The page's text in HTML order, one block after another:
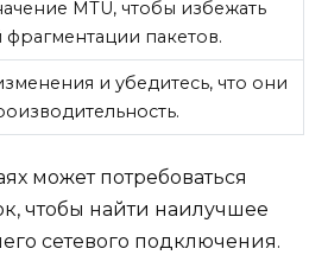
MTU, чтобы избежать
пакетов.
и убедитесь, что они
может потребоваться
чтобы найти наилучшее
сетевого подключения.